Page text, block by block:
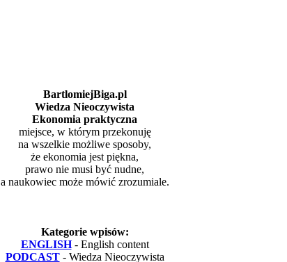
BartlomiejBiga.pl
Wiedza Nieoczywista
Ekonomia praktyczna
miejsce, w którym przekonuję
na wszelkie możliwe sposoby,
że ekonomia jest piękna,
prawo nie musi być nudne,
a naukowiec może mówić zrozumiale.
Kategorie wpisów:
ENGLISH - English content
PODCAST - Wiedza Nieoczywista